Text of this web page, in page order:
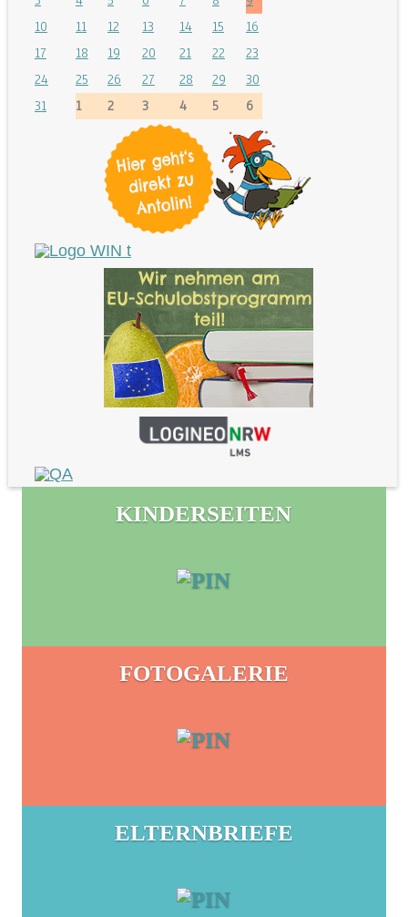
10
11 12 13 14 15
16
17
18 19 20 21 22
23
24
25 26 27 28 29
30
31
1 2 3 4 5 6
KINDERSEITEN
FOTOGALERIE
ELTERNBRIEFE